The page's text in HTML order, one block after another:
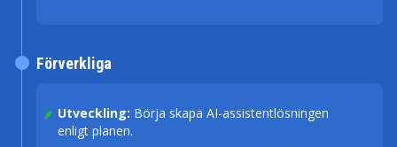
Utveckling: Börja skapa AI-assistentlösningen
enligt planen.
Förverkliga